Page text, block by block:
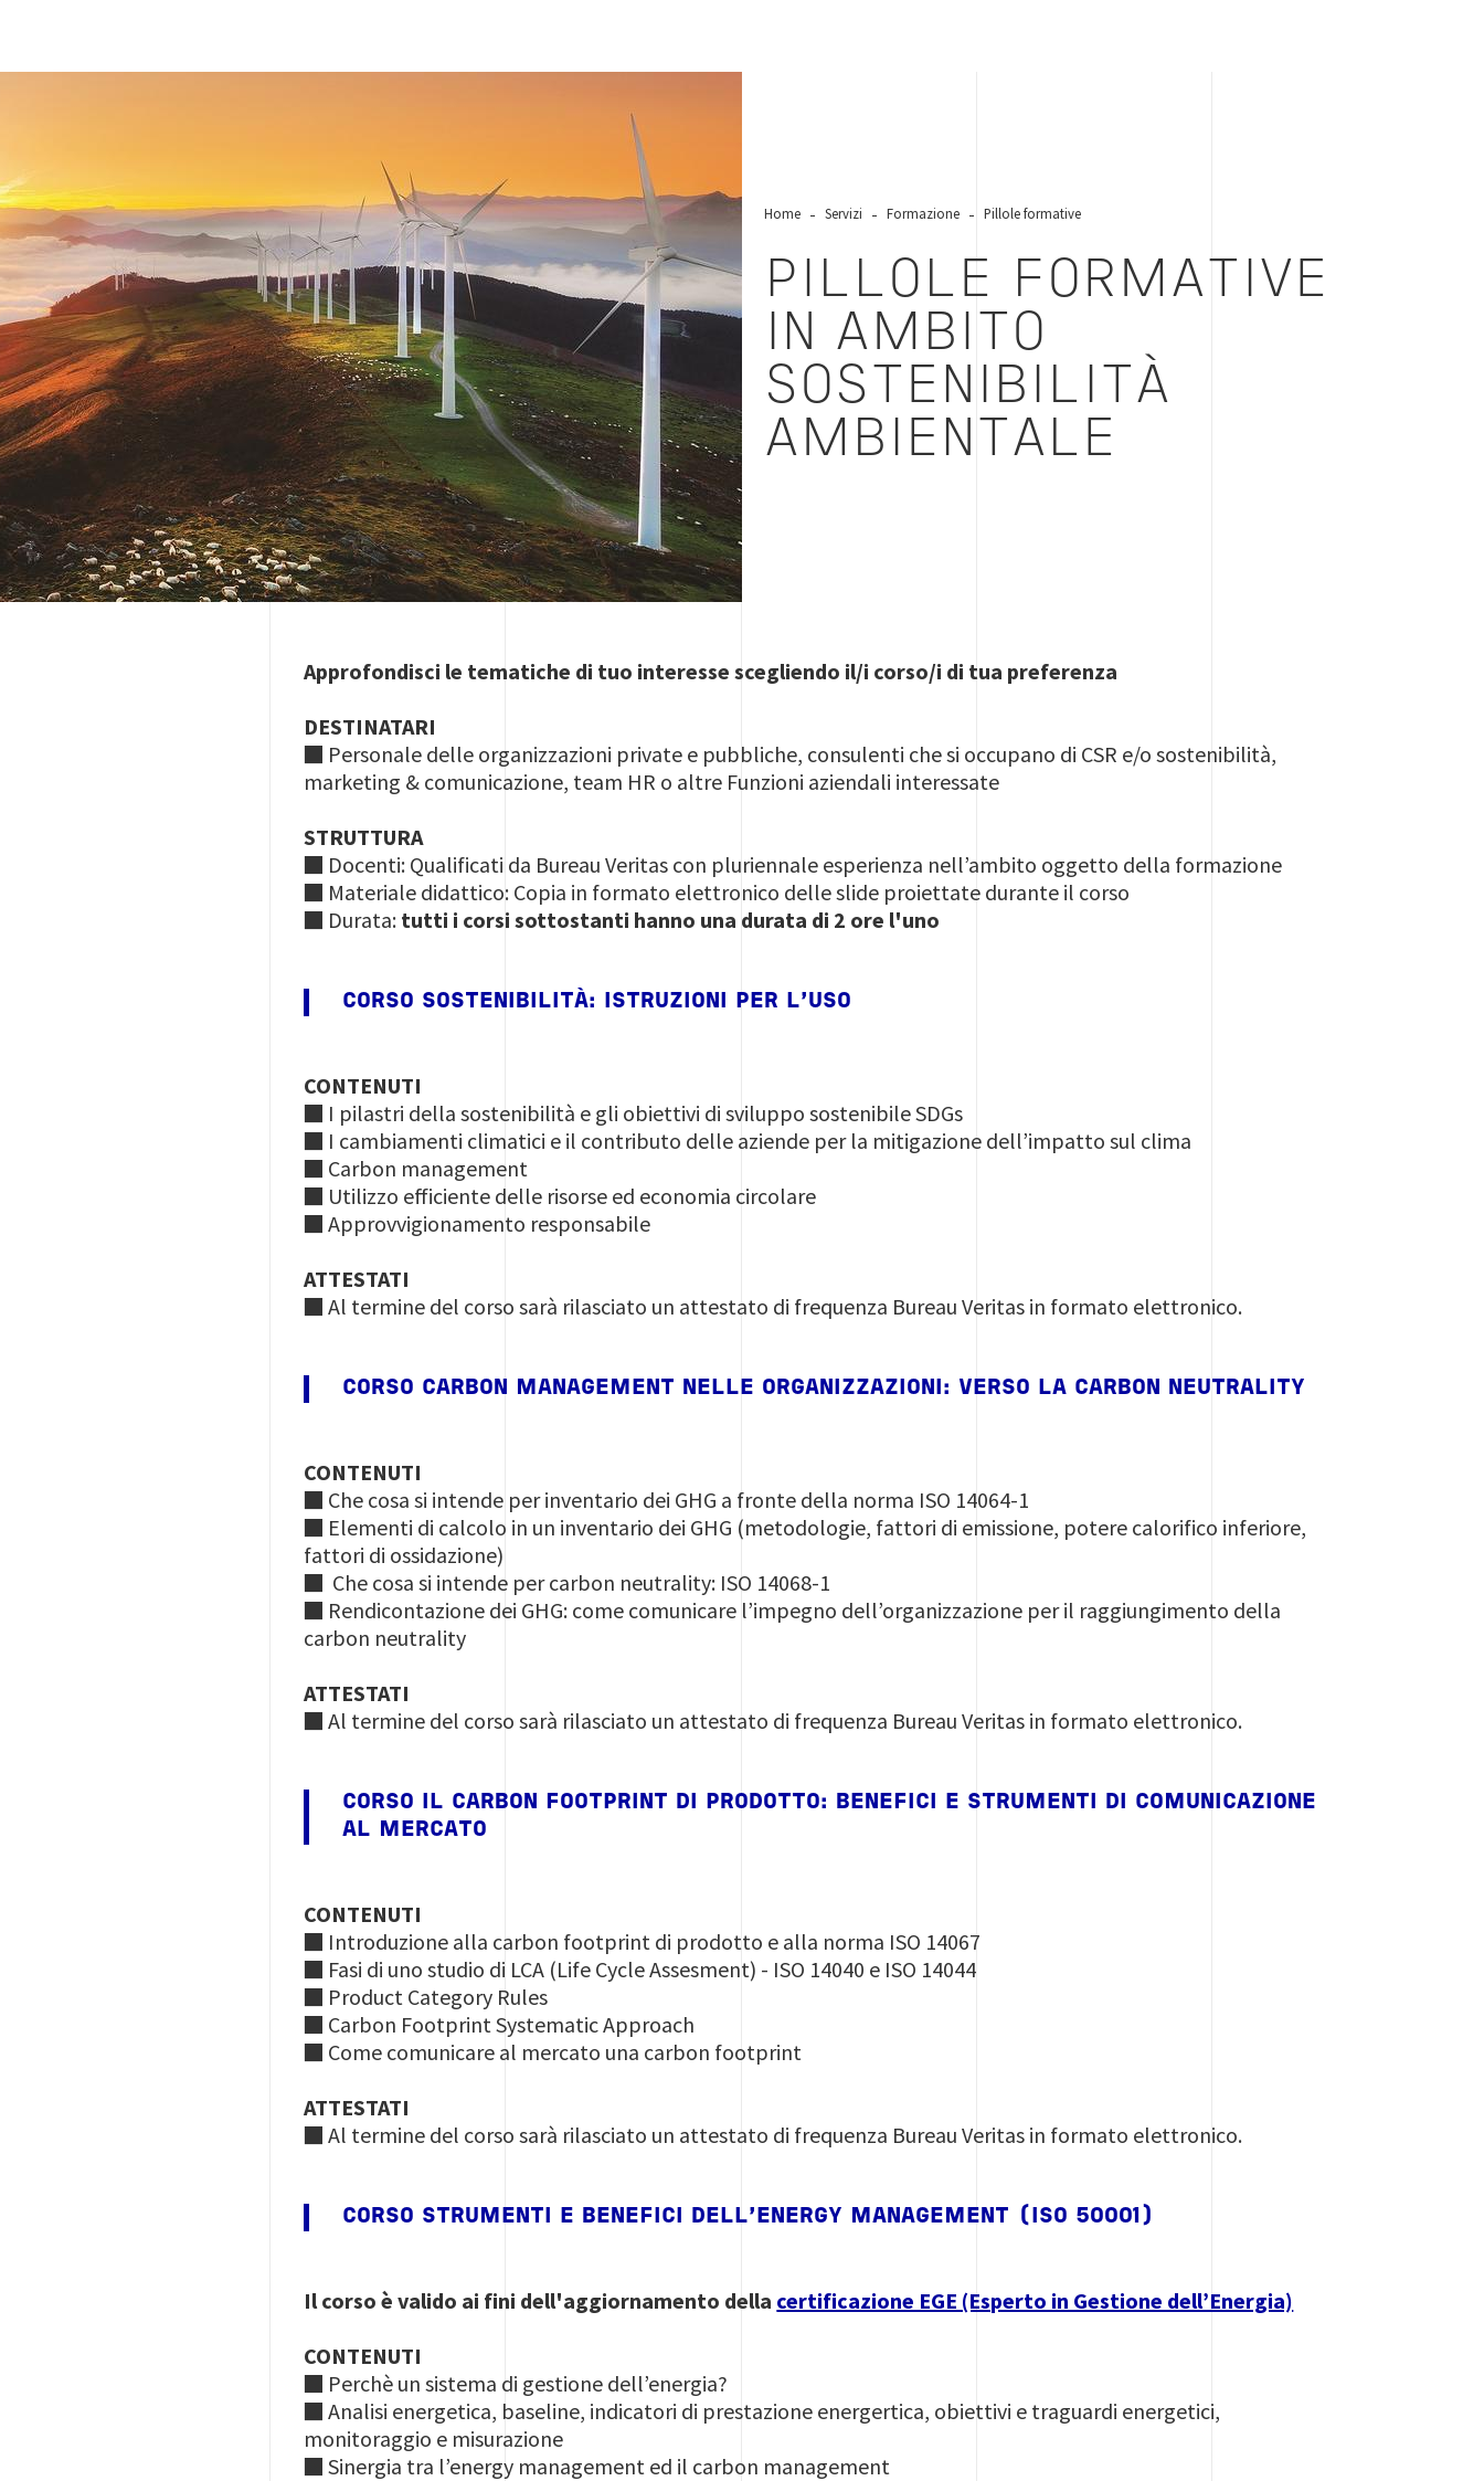
Home Servizi Formazione Pillole formative
PILLOLE FORMATIVE
IN AMBITO
SOSTENIBILITÀ
AMBIENTALE
Approfondisci le tematiche di tuo interesse scegliendo il/i corso/i di tua preferenza
DESTINATARI
■ Personale delle organizzazioni private e pubbliche, consulenti che si occupano di CSR e/o sostenibilità,
marketing & comunicazione, team HR o altre Funzioni aziendali interessate
STRUTTURA
■ Docenti: Qualificati da Bureau Veritas con pluriennale esperienza nell’ambito oggetto della formazione
■ Materiale didattico: Copia in formato elettronico delle slide proiettate durante il corso
■ Durata: tutti i corsi sottostanti hanno una durata di 2 ore l'uno
CORSO SOSTENIBILITÀ: ISTRUZIONI PER L’USO
CONTENUTI
■ I pilastri della sostenibilità e gli obiettivi di sviluppo sostenibile SDGs
■ I cambiamenti climatici e il contributo delle aziende per la mitigazione dell’impatto sul clima
■ Carbon management
■ Utilizzo efficiente delle risorse ed economia circolare
■ Approvvigionamento responsabile
ATTESTATI
■ Al termine del corso sarà rilasciato un attestato di frequenza Bureau Veritas in formato elettronico.
CORSO CARBON MANAGEMENT NELLE ORGANIZZAZIONI: VERSO LA CARBON NEUTRALITY
CONTENUTI
■ Che cosa si intende per inventario dei GHG a fronte della norma ISO 14064-1
■ Elementi di calcolo in un inventario dei GHG (metodologie, fattori di emissione, potere calorifico inferiore,
fattori di ossidazione)
■ Che cosa si intende per carbon neutrality: ISO 14068-1
■ Rendicontazione dei GHG: come comunicare l’impegno dell’organizzazione per il raggiungimento della
carbon neutrality
ATTESTATI
■ Al termine del corso sarà rilasciato un attestato di frequenza Bureau Veritas in formato elettronico.
CORSO IL CARBON FOOTPRINT DI PRODOTTO: BENEFICI E STRUMENTI DI COMUNICAZIONE
AL MERCATO
CONTENUTI
■ Introduzione alla carbon footprint di prodotto e alla norma ISO 14067
■ Fasi di uno studio di LCA (Life Cycle Assesment) - ISO 14040 e ISO 14044
■ Product Category Rules
■ Carbon Footprint Systematic Approach
■ Come comunicare al mercato una carbon footprint
ATTESTATI
■ Al termine del corso sarà rilasciato un attestato di frequenza Bureau Veritas in formato elettronico.
CORSO STRUMENTI E BENEFICI DELL’ENERGY MANAGEMENT (ISO 50001)
Il corso è valido ai fini dell'aggiornamento della certificazione EGE (Esperto in Gestione dell’Energia)
CONTENUTI
■ Perchè un sistema di gestione dell’energia?
■ Analisi energetica, baseline, indicatori di prestazione energertica, obiettivi e traguardi energetici,
monitoraggio e misurazione
■ Sinergia tra l’energy management ed il carbon management